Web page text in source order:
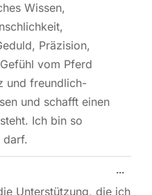
Wissen,
Präzision,
vom Pferd
und freundlich-
und schafft einen
Ich bin so
darf.
Unterstützung, die ich
...